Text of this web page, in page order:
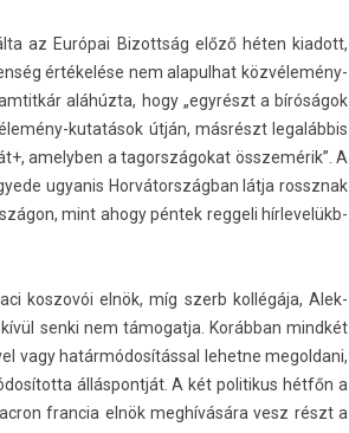
az Európai Bi­zottság előző héten kiadott,
értékelése nem al­apul­hat közvélemény-
aláhúzta, hogy „egyrészt a bíróságok
kutatások útján, másrészt legalábbis
amelyb­en a tagországokat összemérik”. A
ugyanis Horvátországban látja rossznak
mint ahogy péntek re­ggeli hír­levelükb­
kos­zovói elnök, míg szerb kollégája, Al­ek­
senki nem támogat­ja. Korábban mindkét
vagy határmódosítással lehet­ne megol­dani,
állás­pontját. A két politikus hétfőn a
fran­cia elnök meghívására vesz részt a